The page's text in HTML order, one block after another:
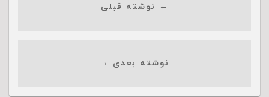
← نوشته قبلی
نوشته بعدی →